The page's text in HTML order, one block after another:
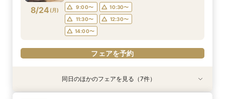
フェアを予約
14:00〜
フェアを予約
15:00〜
フェアを予約
フェアを予約
フェアを予約
フェアを予約
フェアを予約
8/24 (月) 9:00〜
10:30〜
11:30〜
12:30〜
14:00〜
フェアを予約
同日のほかのフェアを見る（7件）